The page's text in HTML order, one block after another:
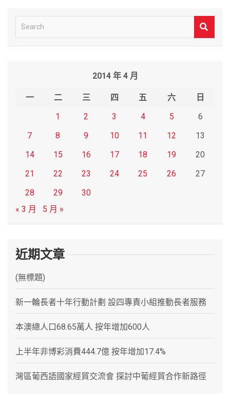
e
2014 年 4 月
一 二 三 四 五 六
日
1
2 3 4 5
6
7
8 9 10 11 12
13
14
15 16 17 18 19
20
21
22 23 24 25 26
27
28
29
30
« 3 月
5 月 »
近期文章
(無標題)
新一輪長者十年行動計劃 設四專責小組推動長者服務
本澳總人口68.65萬人 按年增加600人
上半年非博彩消費444.7億 按年增加17.4%
灣區葡西語國家經貿交流會 探討中葡經貿合作新路徑